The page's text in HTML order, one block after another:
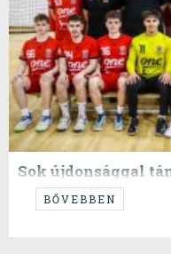
Sok újdonsággal
...egy újabb Köln, amin mi
BŐVEBBEN